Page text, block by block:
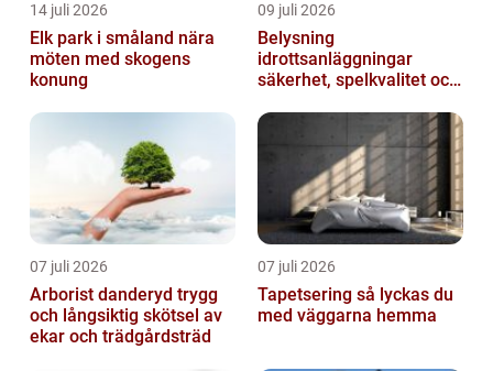
14 juli 2026
Elk park i småland nära
möten med skogens
konung
09 juli 2026
Belysning
idrottsanläggningar
säkerhet, spelkvalitet och
07 juli 2026
Arborist danderyd trygg
och långsiktig skötsel av
ekar och trädgårdsträd
07 juli 2026
Tapetsering så lyckas du
med väggarna hemma